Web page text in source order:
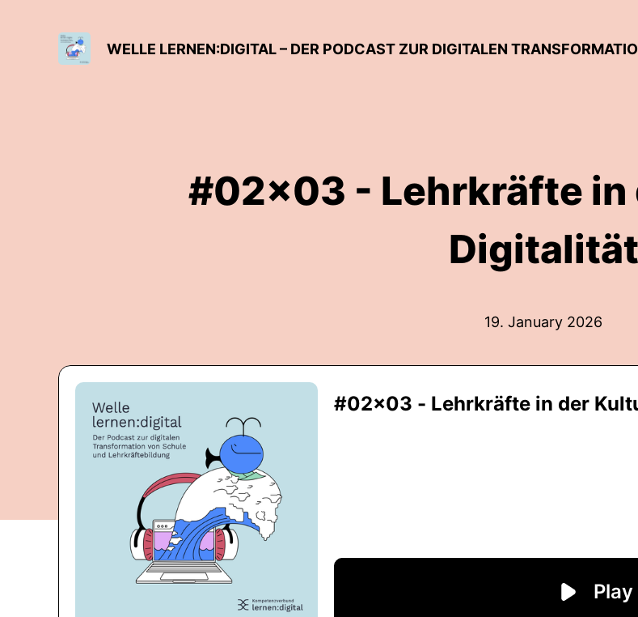
#02x03 - Lehrkräfte in
Digitalität
19. January 2026